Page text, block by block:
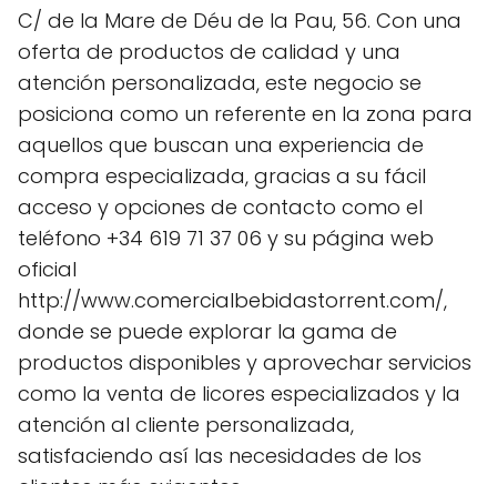
C/ de la Mare de Déu de la Pau, 56. Con una
oferta de productos de calidad y una
atención personalizada, este negocio se
posiciona como un referente en la zona para
aquellos que buscan una experiencia de
compra especializada, gracias a su fácil
acceso y opciones de contacto como el
teléfono +34 619 71 37 06 y su página web
oficial
http://www.comercialbebidastorrent.com/,
donde se puede explorar la gama de
productos disponibles y aprovechar servicios
como la venta de licores especializados y la
atención al cliente personalizada,
satisfaciendo así las necesidades de los